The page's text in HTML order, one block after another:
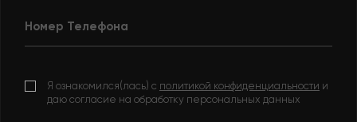
Я ознакомился(лась) с политикой конфиденциальности и
даю согласие на обработку персональных данных